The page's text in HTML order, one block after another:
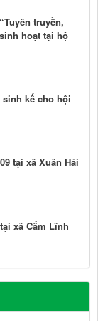
truyền,
hoạt tại hộ
kế cho hội
tại xã Xuân Hải
xã Cẩm Lĩnh